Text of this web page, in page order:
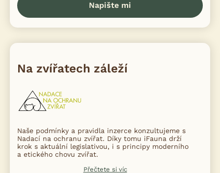
Napište mi
Na zvířatech záleží
Naše podmínky a pravidla inzerce konzultujeme s
Nadací na ochranu zvířat. Díky tomu iFauna drží
krok s aktuální legislativou, i s principy moderního
a etického chovu zvířat.
Přečtete si víc